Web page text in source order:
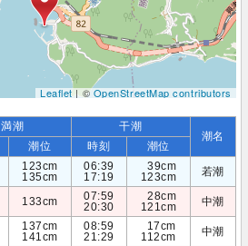
Leaflet| ©OpenStreetMap contributors
満潮 干潮
潮名
潮位 時刻
潮位
123cm
135cm
06:39
17:19
39cm
123cm
若潮
133cm
07:59
20:30
28cm
121cm
中潮
137cm
141cm
08:59
21:29
17cm
112cm
中潮